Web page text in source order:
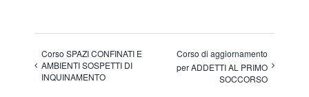
Corso SPAZI CONFINATI E
AMBIENTI SOSPETTI DI
INQUINAMENTO
Corso di aggiornamento
per ADDETTI AL PRIMO
SOCCORSO